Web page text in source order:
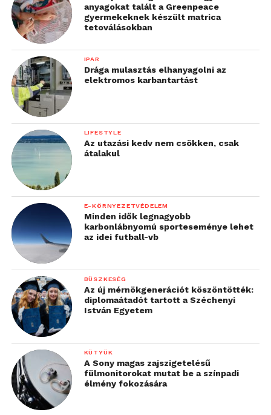
anyagokat talált a Greenpeace
gyermekeknek készült matrica
tetoválásokban
IPAR
Drága mulasztás elhanyagolni az
elektromos karbantartást
LIFESTYLE
Az utazási kedv nem csökken, csak
átalakul
E-KÖRNYEZETVÉDELEM
Minden idők legnagyobb
karbonlábnyomú sporteseménye lehet
az idei futball-vb
BÜSZKESÉG
Az új mérnökgenerációt köszöntötték:
diplomaátadót tartott a Széchenyi
István Egyetem
KÜTYÜK
A Sony magas zajszigetelésű
fülmonitorokat mutat be a színpadi
élmény fokozására